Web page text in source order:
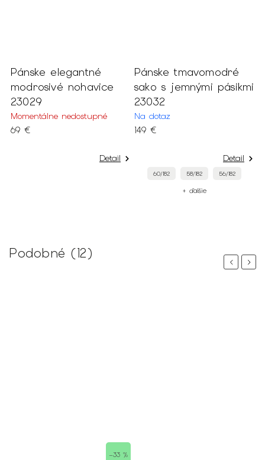
Pánske elegantné
modrosivé nohavice
23029
Momentálne nedostupné
69 €
Detail
Pánske tmavomodré
sako s jemnými pásikmi
23032
Na dotaz
149 €
Detail
60/182 58/182 56/182
+ ďalšie
Podobné (12)
Previous
–33 %
Next